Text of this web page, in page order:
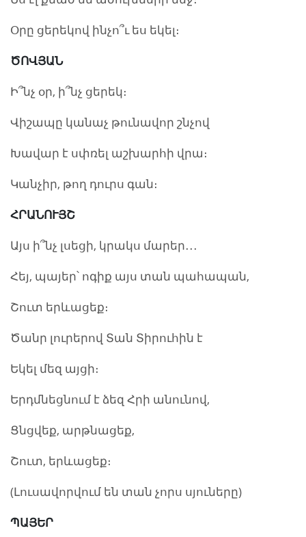
Օրը ցերեկով ինչո՞ւ ես եկել։
ԾՈՎՅԱՆ
Ի՞նչ օր, ի՞նչ ցերեկ։
Վիշապը կանաչ թունավոր շնչով
Խավար է սփռել աշխարհի վրա։
Կանչիր, թող դուրս գան։
ՀՐԱՆՈՒՅՇ
Այս ի՞նչ լսեցի, կրակս մարեր․․․
Հեյ, պայեր՝ ոգիք այս տան պահապան,
Շուտ երևացեք։
Ծանր լուրերով Տան Տիրուհին է
Եկել մեզ այցի։
Երդմնեցնում է ձեզ Հրի անունով,
Ցնցվեք, արթնացեք,
Շուտ, երևացեք։
(Լուսավորվում են տան չորս սյուները)
ՊԱՅԵՐ